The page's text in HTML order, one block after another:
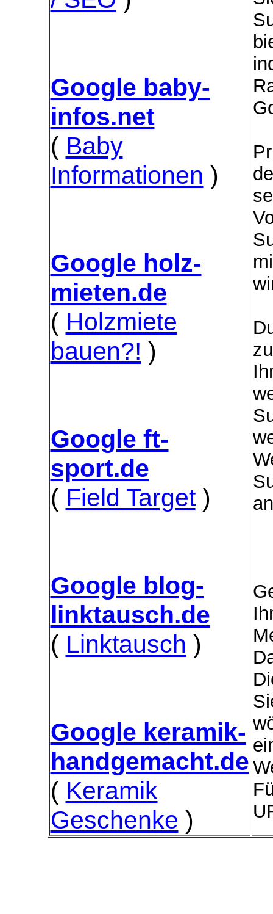
Google baby-
infos.net
( Baby
Informationen )
Google holz-
mieten.de
( Holzmiete
bauen?! )
Google ft-
sport.de
( Field Target)
Google blog-
linktausch.de
( Linktausch )
Google keramik-
handgemacht.de
( Keramik
Geschenke )